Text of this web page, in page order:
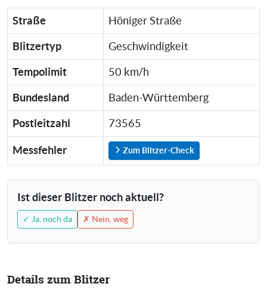
Straße Höniger Straße
Blitzertyp Geschwindigkeit
Tempolimit 50 km/h
Bundesland Baden-Württemberg
Postleitzahl 73565
Messfehler Zum Blitzer-Check
Ist dieser Blitzer noch aktuell?
✓ Ja, noch da ✗ Nein, weg
Details zum Blitzer